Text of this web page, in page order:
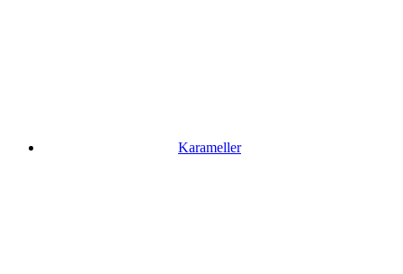
Karameller